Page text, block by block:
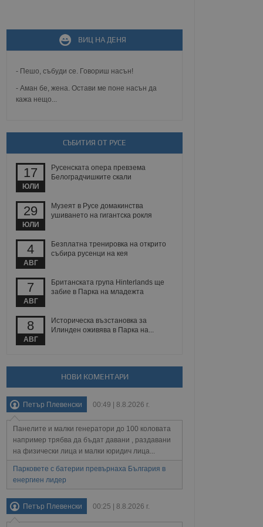
ВИЦ НА ДЕНЯ
- Пешо, събуди се. Говориш насън!
- Аман бе, жена. Остави ме поне насън да
кажа нещо...
СЪБИТИЯ ОТ РУСЕ
17
ЮЛИ
Русенската опера превзема
Белоградчишките скали
29
ЮЛИ
Музеят в Русе домакинства
ушиването на гигантска рокля
4
АВГ
Безплатна тренировка на открито
събира русенци на кея
7
АВГ
Британската група Hinterlands ще
забие в Парка на младежта
8
АВГ
Историческа възстановка за
Илинден оживява в Парка на...
НОВИ КОМЕНТАРИ
Петър Плевенски 00:49 | 8.8.2026 г.
Панелите и малки генератори до 100 коловата
например трябва да бъдат давани , раздавани
на физически лица и малки юридич лица...
Парковете с батерии превърнаха България в
енергиен лидер
Петър Плевенски 00:25 | 8.8.2026 г.
зададена от уеб
неразрешеното
Той не съдържа
при затваряне
на съгласието на
че техните
за да се правят
уебсайт.
на
на бисквитките,
съответствие и
и
и предоставя
използва
потребител може
поведение и
с
на
на сайта.
взаимодействия
и потребителския
събиране на данни
за
се
на тестване.
данни,
на посещенията,
били заредени.
опит.
тя може
новата или
която е
в целия
на социалните
Описание